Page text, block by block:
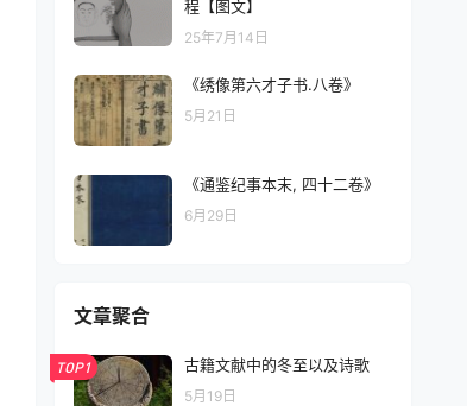
程【图文】
25年7月14日
《绣像第六才子书.八卷》
5月21日
《通鉴纪事本末, 四十二卷》
6月29日
文章聚合
TOP1 古籍文献中的冬至以及诗歌
5月19日